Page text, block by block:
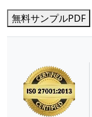
無料サンプルPDF